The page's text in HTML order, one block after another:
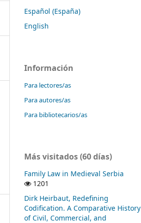
Español (España)
English
Información
Para lectores/as
Para autores/as
Para bibliotecarios/as
Más visitados (60 días)
Family Law in Medieval Serbia
1201
Dirk Heirbaut, Redefining
Codification. A Comparative History
of Civil, Commercial, and